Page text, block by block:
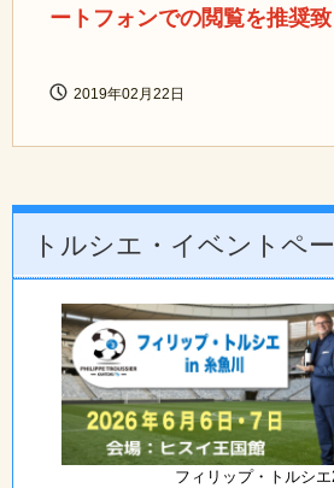
ートフォンでの閲覧を推奨致
2019年02月22日
トルシエ・イベントペ
フィリップ・トルシ